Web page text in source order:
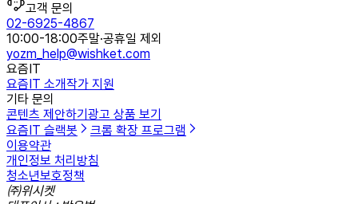
고객 문의
02-6925-4867
10:00-18:00주말·공휴일 제외
yozm_help@wishket.com
요즘IT
요즘IT 소개작가 지원
기타 문의
콘텐츠 제안하기 광고 상품 보기
요즘IT 슬랙봇
크롬 확장 프로그램
이용약관
개인정보 처리방침
청소년보호정책
㈜위시켓